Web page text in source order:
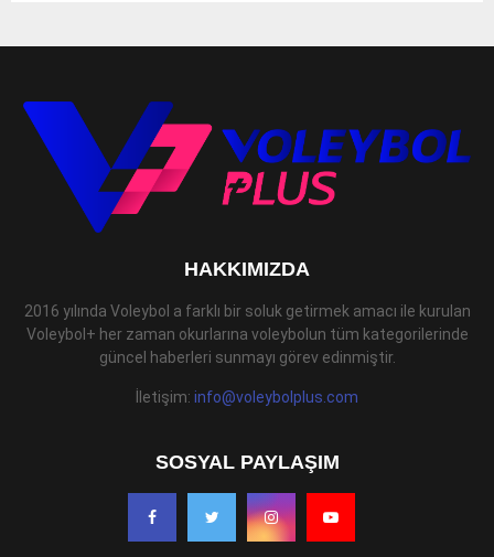
HAKKIMIZDA
2016 yılında Voleybol a farklı bir soluk getirmek amacı ile kurulan
Voleybol+ her zaman okurlarına voleybolun tüm kategorilerinde
güncel haberleri sunmayı görev edinmiştir.
İletişim: info@voleybolplus.com
SOSYAL PAYLAŞIM